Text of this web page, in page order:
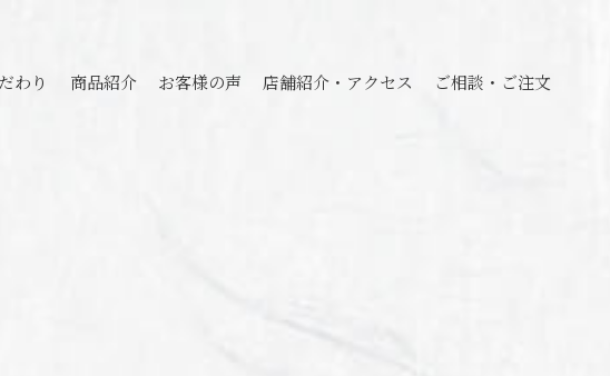
わり 商品紹介 お客様の声 店舗紹介・アクセス ご相談・ご注文